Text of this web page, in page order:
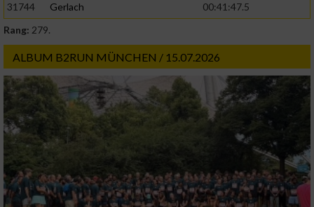
31744
Gerlach
00:41:47.5
Rang: 279.
ALBUM B2RUN MÜNCHEN / 15.07.2026